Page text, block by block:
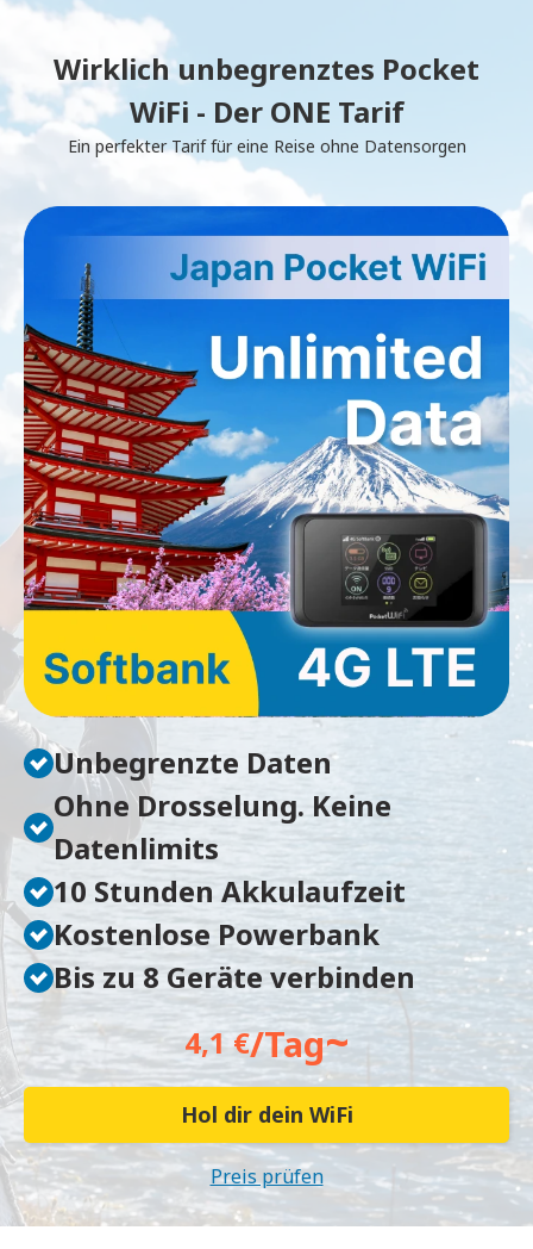
Wirklich unbegrenztes Pocket
WiFi - Der ONE Tarif
Ein perfekter Tarif für eine Reise ohne Datensorgen
Unbegrenzte Daten
Ohne Drosselung. Keine
Datenlimits
10 Stunden Akkulaufzeit
Kostenlose Powerbank
Bis zu 8 Geräte verbinden
4,1 €/Tag~
Hol dir dein WiFi
Preis prüfen